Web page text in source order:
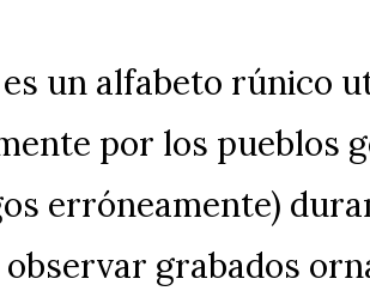
un alfabeto rúnico
por los pueblos
erróneamente)
observar grabados